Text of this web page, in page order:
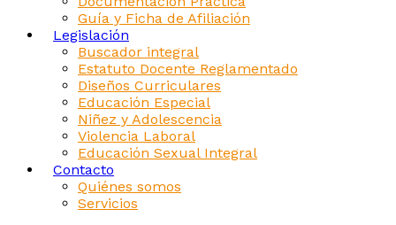
Guía y Ficha de Afiliación
Legislación
Buscador integral
Estatuto Docente Reglamentado
Diseños Curriculares
Educación Especial
Niñez y Adolescencia
Violencia Laboral
Educación Sexual Integral
Contacto
Quiénes somos
Servicios